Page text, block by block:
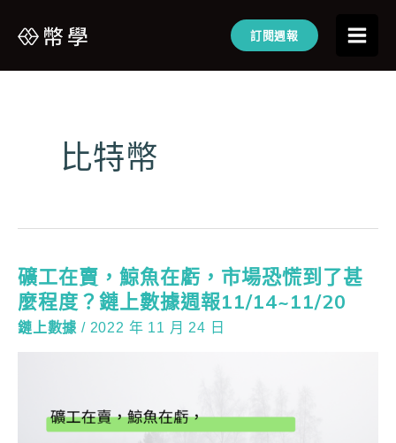
訂閱週報
比特幣
礦工在賣，鯨魚在虧，市場恐慌到了甚
麼程度？鏈上數據週報11/14~11/20
鏈上數據 / 2022 年 11 月 24 日